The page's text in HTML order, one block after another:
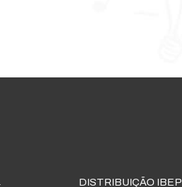
DISTRIBUIÇÃO IBEP